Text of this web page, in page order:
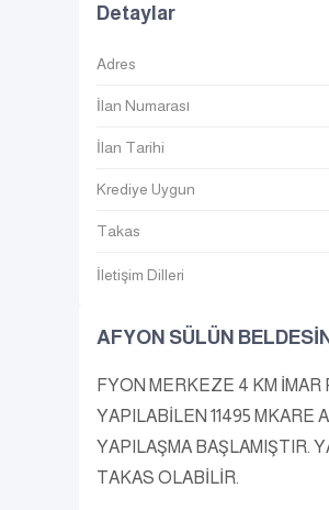
Detaylar
Adres
İlan Numarası
İlan Tarihi
Krediye Uygun
Takas
İletişim Dilleri
AFYON SÜLÜN
FYON MERKEZE 4 KM
YAPILABİLEN 11495 MKARE
YAPILAŞMA BAŞLAMIŞTIR.
TAKAS OLABİLİR.